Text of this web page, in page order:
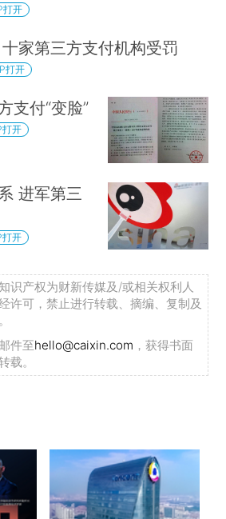
打开
家第三方支付机构受罚
打开
支付“变脸”
打开
进军第三
打开
识产权为财新传媒及/或相关权利人
许可，禁止进行转载、摘编、复制及
件至hello@caixin.com ，获得书面
载。